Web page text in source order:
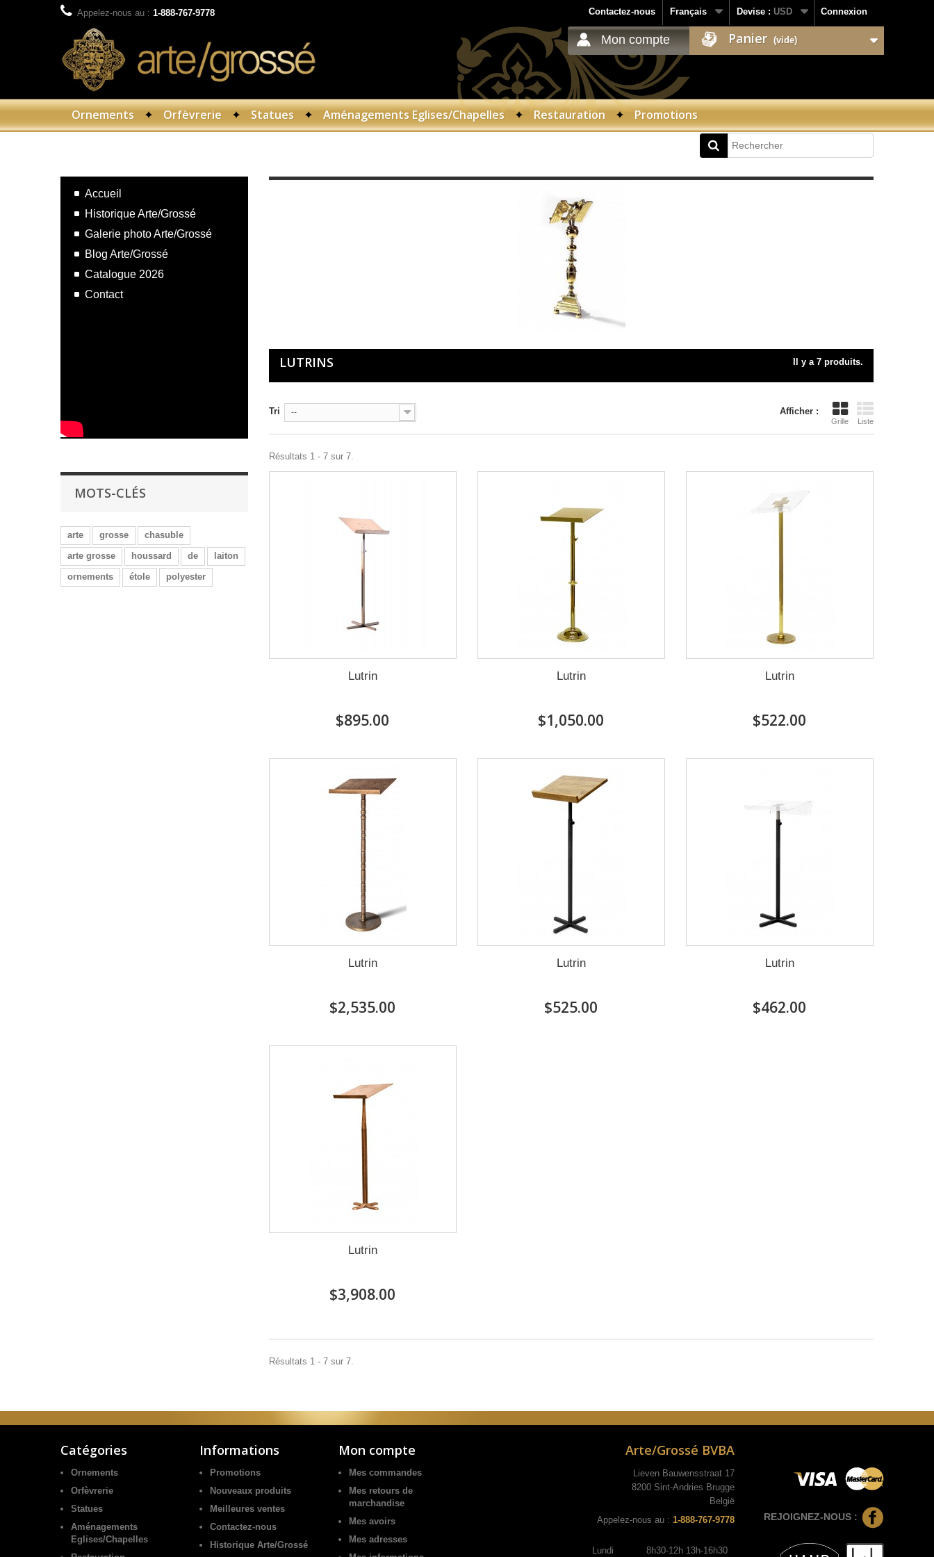
Connexion
Devise : USD
Français
Contactez-nous
Appelez-nous au : 1-888-767-9778
Panier (vide)
Mon compte
Ornements Orfèvrerie Statues Aménagements Eglises/Chapelles Restauration Promotions
Accueil
Historique Arte/Grossé
Galerie photo Arte/Grossé
Blog Arte/Grossé
Catalogue 2026
Contact
MOTS-CLÉS
arte grosse
chasuble
arte grosse
houssard de
laiton
ornements
étole polyester
LUTRINS Il y a 7 produits.
Afficher :
Grille Liste
Tri --
Résultats 1 - 7 sur 7.
Lutrin
$895.00
Lutrin
$1,050.00
Lutrin
$522.00
Lutrin
$2,535.00
Lutrin
$525.00
Lutrin
$462.00
Lutrin
$3,908.00
Résultats 1 - 7 sur 7.
Catégories
Ornements
Orfèvrerie
Statues
Aménagements
Eglises/Chapelles
Informations
Promotions
Nouveaux produits
Meilleures ventes
Contactez-nous
Historique Arte/Grossé
Mon compte
Mes commandes
Mes retours de
marchandise
Mes avoirs
Mes adresses
Arte/Grossé BVBA
Lieven Bauwensstraat 17
8200 Sint-Andries Brugge
België
Appelez-nous au : 1-888-767-9778
Lundi 8h30-12h 13h-16h30
REJOIGNEZ-NOUS :